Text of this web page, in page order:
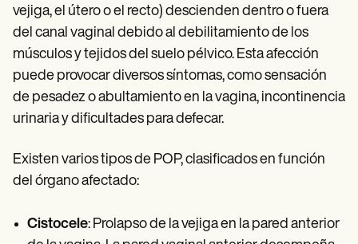
Get started
vejiga, el útero o el recto) descienden dentro o fuera
del canal vaginal debido al debilitamiento de los
músculos y tejidos del suelo pélvico. Esta afección
puede provocar diversos síntomas, como sensación
de pesadez o abultamiento en la vagina, incontinencia
urinaria y dificultades para defecar.
Existen varios tipos de POP, clasificados en función
del órgano afectado:
Cistocele: Prolapso de la vejiga en la pared anterior